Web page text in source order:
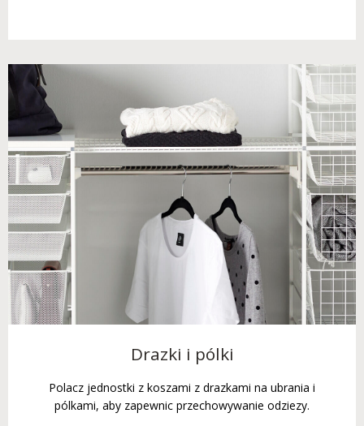
Drazki i pólki
Polacz jednostki z koszami z drazkami na ubrania i
pólkami, aby zapewnic przechowywanie odziezy.